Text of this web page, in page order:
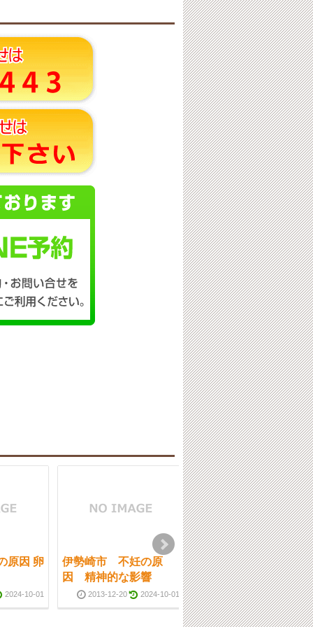
原因 卵
2024-10-01
伊勢崎市 不妊の原
因 精神的な影響
2013-12-20 2024-10-01
伊勢崎市 不妊の原
因 造精障害の原因
2013-12-16 2024-10-